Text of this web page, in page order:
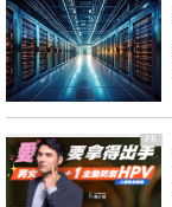
PR